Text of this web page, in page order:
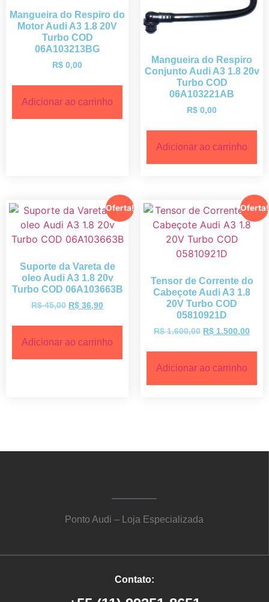
Mangueira do Respiro do
Motor Audi A3 1.8 20V
Turbo COD
06A103213BG
R$ 0,00
Adicionar ao carrinho
Mangueira do Respiro
Conjunto Audi A3 1.8 20v
Turbo COD
06A103221AB
R$ 0,00
Adicionar ao carrinho
Oferta!
Suporte da Vareta de
oleo Audi A3 1.8 20v
Turbo COD 06A103663B
R$45,00 R$ 36,90
Adicionar ao carrinho
Oferta!
Tensor de Corrente do
Cabeçote Audi A3 1.8
20V Turbo COD
05810921D
R$1.600,00 R$ 1.500,00
Adicionar ao carrinho
Ponto Audi – Loja Especializada
Contato: